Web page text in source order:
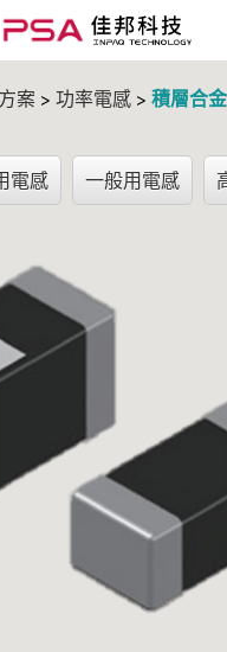
案 >功率電感 >積層合
電感 一般用電感